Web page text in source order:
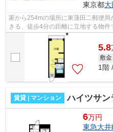
東京都
家から254mの場所に東蒲田二郵便
きる、徒歩4分の距離に立地する物
をもって情報を提供できるマンション
5.8
敷金
1階
賃貸 | マンション ハイツサン
6万円
東急大井